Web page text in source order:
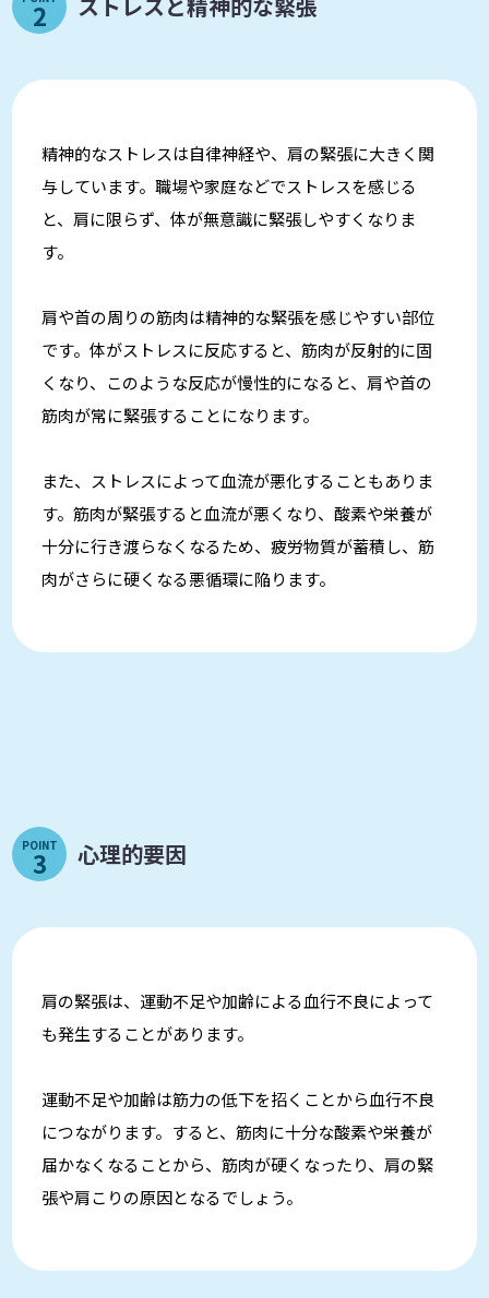
2 ストレスと精神的な緊張
精神的なストレスは自律神経や、肩の緊張に大きく関
与しています。職場や家庭などでストレスを感じる
と、肩に限らず、体が無意識に緊張しやすくなりま
す。
肩や首の周りの筋肉は精神的な緊張を感じやすい部位
です。体がストレスに反応すると、筋肉が反射的に固
くなり、このような反応が慢性的になると、肩や首の
筋肉が常に緊張することになります。
また、ストレスによって血流が悪化することもありま
す。筋肉が緊張すると血流が悪くなり、酸素や栄養が
十分に行き渡らなくなるため、疲労物質が蓄積し、筋
肉がさらに硬くなる悪循環に陥ります。
POINT
3 心理的要因
肩の緊張は、運動不足や加齢による血行不良によって
も発生することがあります。
運動不足や加齢は筋力の低下を招くことから血行不良
につながります。すると、筋肉に十分な酸素や栄養が
届かなくなることから、筋肉が硬くなったり、肩の緊
張や肩こりの原因となるでしょう。